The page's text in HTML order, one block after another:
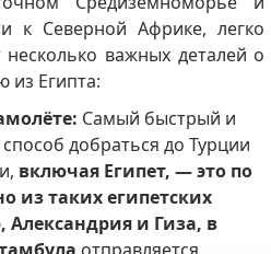
к Северной Африке, легко
несколько важных деталей о
из Египта:
Самый быстрый и
добраться до Турции
включая Египет, — это по
изтаких египетских
Александрия и Гиза, в